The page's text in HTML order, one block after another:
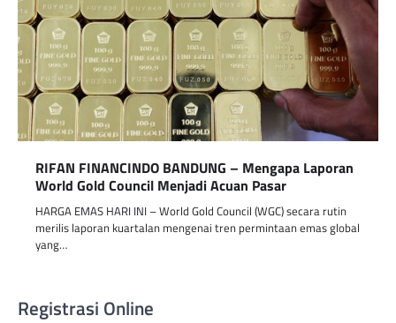
RIFAN FINANCINDO BANDUNG – Mengapa Laporan
World Gold Council Menjadi Acuan Pasar
HARGA EMAS HARI INI – World Gold Council (WGC) secara rutin
merilis laporan kuartalan mengenai tren permintaan emas global
yang…
Registrasi Online